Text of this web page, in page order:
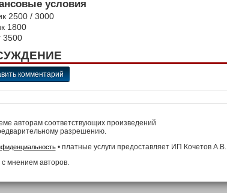
условия
2500 / 3000
1800
3500
комментарий
авторам соответствующих произведений
разрешению.
• платные услуги предоставляет ИП Кочетов А.В.
мнением авторов.